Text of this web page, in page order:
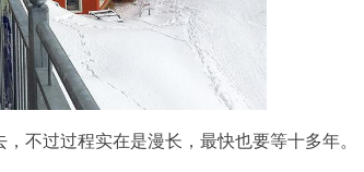
过过程实在是漫长，最快也要等十多年。